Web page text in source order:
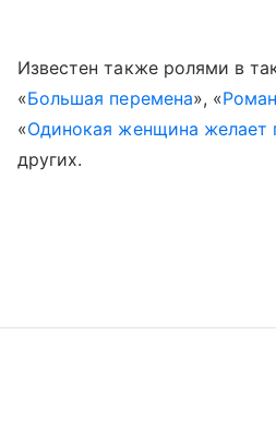
Известен также ролями в
«Большая перемена», «
«Одинокая женщина желает
других.